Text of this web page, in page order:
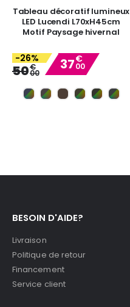
Tableau décoratif lumineux
LED Lucendi L70xH45cm
Motif Paysage hivernal
-26%
50€
00
Special
Price
37€
00
BESOIN D'AIDE?
Livraison
Politique de retour
Financement
Service client